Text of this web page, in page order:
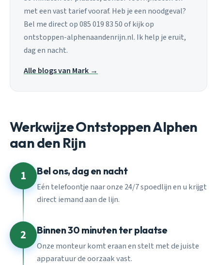
met een vast tarief vooraf. Heb je een noodgeval?
Bel me direct op 085 019 83 50 of kijk op
ontstoppen-alphenaandenrijn.nl. Ik help je eruit,
dag en nacht.
Alle blogs van Mark →
Werkwijze Ontstoppen Alphen
aan den Rijn
1 Bel ons, dag en nacht
Eén telefoontje naar onze 24/7 spoedlijn en u krijgt
direct iemand aan de lijn.
2 Binnen 30 minuten ter plaatse
Onze monteur komt eraan en stelt met de juiste
apparatuur de oorzaak vast.